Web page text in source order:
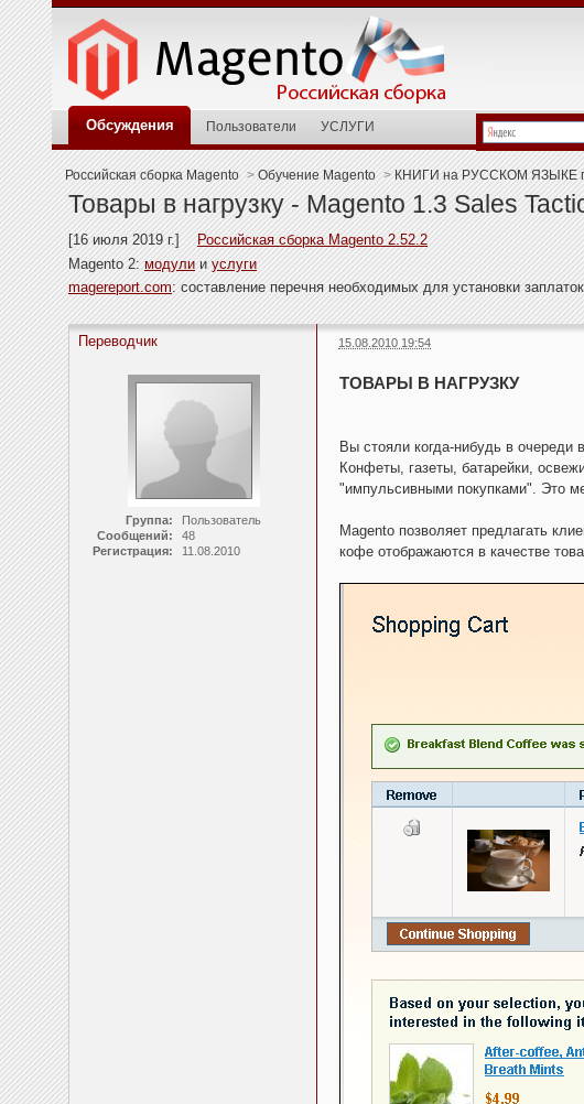
Обсуждения Пользователи УСЛУГИ
Российская сборка Magento > Обучение Magento > КНИГИ на РУССКОМ ЯЗЫКЕ
Товары в нагрузку - Magento 1.3 Sales
[16 июля 2019 г.]
Российская сборка Magento 2.52.2
Magento 2: модули и услуги
magereport.com: составление перечня необходимых для установки
Переводчик
Группа:
Пользователь
Сообщений:
48
Регистрация:
11.08.2010
15.08.2010 19:54
ТОВАРЫ В НАГРУЗКУ
Вы стояли когда-нибудь в очереди
Конфеты, газеты, батарейки,
"импульсивными покупками". Это
Magento позволяет предлагать
кофе отображаются в качестве